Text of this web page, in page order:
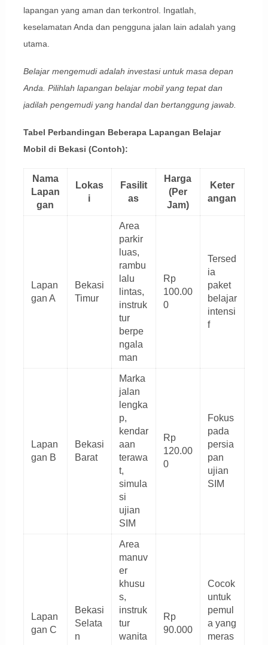
lapangan yang aman dan terkontrol. Ingatlah,
keselamatan Anda dan pengguna jalan lain adalah yang
utama.
Belajar mengemudi adalah investasi untuk masa depan
Anda. Pilihlah lapangan belajar mobil yang tepat dan
jadilah pengemudi yang handal dan bertanggung jawab.
Tabel Perbandingan Beberapa Lapangan Belajar
Mobil di Bekasi (Contoh):
Nama
Lapan
gan
Lokas
i
Fasilit
as
Harga
(Per
Jam)
Keter
angan
Lapan
gan A
Bekasi
Timur
Area
parkir
luas,
rambu
lalu
lintas,
instruk
tur
berpe
ngala
man
Rp
100.00
0
Tersed
ia
paket
belajar
intensi
f
Lapan
gan B
Bekasi
Barat
Marka
jalan
lengka
p,
kendar
aan
terawa
t,
simula
si
ujian
SIM
Rp
120.00
0
Fokus
pada
persia
pan
ujian
SIM
Lapan
gan C
Bekasi
Selata
n
Area
manuv
er
khusu
s,
instruk
tur
wanita
Rp
90.000
Cocok
untuk
pemul
a yang
meras